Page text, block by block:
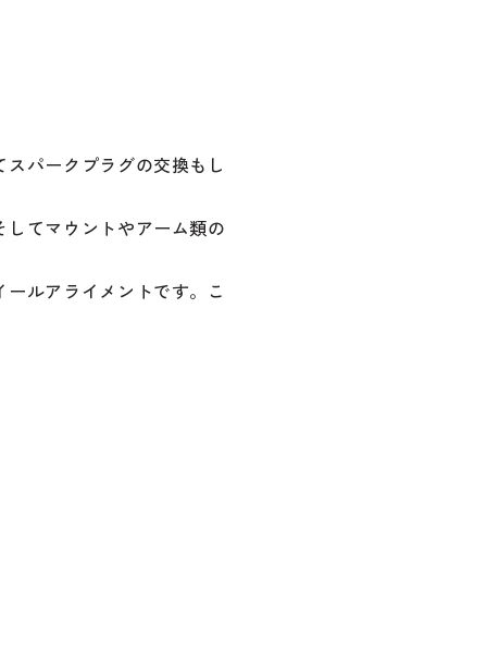
パークプラグの交換もし
てマウントやアーム類の
ルアライメントです。こ